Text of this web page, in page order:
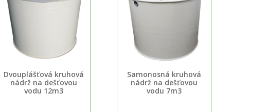
Dvouplášťová kruhová
nádrž na dešťovou
vodu 12m3
Samonosná kruhová
nádrž na dešťovou
vodu 7m3